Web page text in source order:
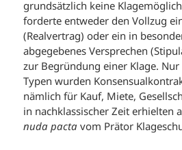
grundsätzlich keine
forderte entweder den Vollzug
(Realvertrag) oder ein in
abgegebenes Versprechen
zur Begründung einer Klage.
Typen wurden
nämlich für Kauf, Miete,
in nachklassischer Zeit erhielten
nuda pacta vom Prätor